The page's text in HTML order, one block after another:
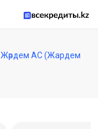
Жәрдем АС (Жардем